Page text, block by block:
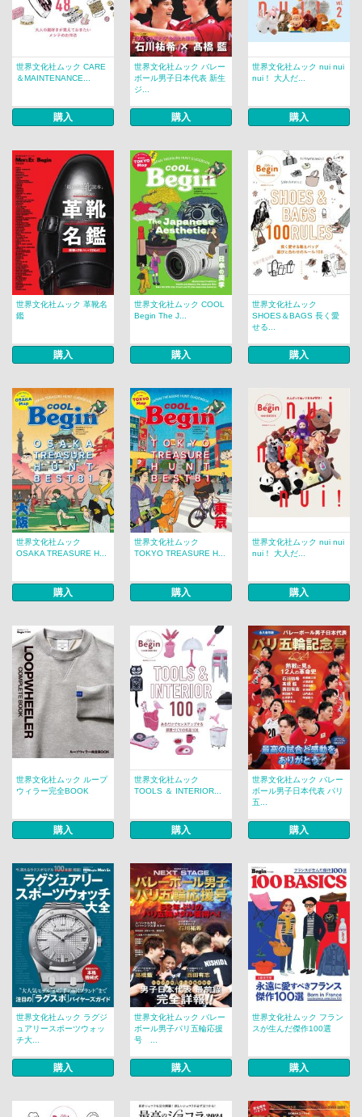
世界文化社ムック CARE
＆MAINTENANCE...
購入
世界文化社ムック バレー
ボール男子日本代表 新生
ジ...
購入
世界文化社ムック nui nui
nui！ 大人だ...
購入
世界文化社ムック 革靴名
鑑
購入
世界文化社ムック COOL
Begin The J...
購入
世界文化社ムック
SHOES＆BAGS 長く愛
せる...
購入
世界文化社ムック
OSAKA TREASURE H...
購入
世界文化社ムック
TOKYO TREASURE H...
購入
世界文化社ムック nui nui
nui！ 大人だ...
購入
世界文化社ムック ループ
ウィラー完全BOOK
購入
世界文化社ムック
TOOLS ＆ INTERIOR...
購入
世界文化社ムック バレー
ボール男子日本代表 パリ
五...
購入
世界文化社ムック ラグジ
ュアリースポーツウォッ
チ大...
購入
世界文化社ムック バレー
ボール男子パリ五輪応援
号 ...
購入
世界文化社ムック フラン
スが生んだ傑作100選
購入